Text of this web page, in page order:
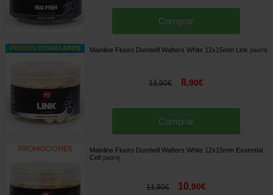
Comprar
Mainline Fluoro Dumbell Wafters White 12x15mm Link [244375]
11,90€ 8,90€
Comprar
Mainline Fluoro Dumbell Wafters White 12x15mm Essential
Cell [244374]
11,90€ 10,90€